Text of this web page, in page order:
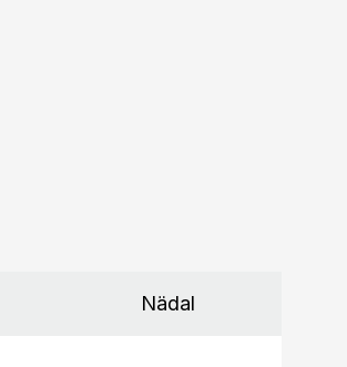
Nädal